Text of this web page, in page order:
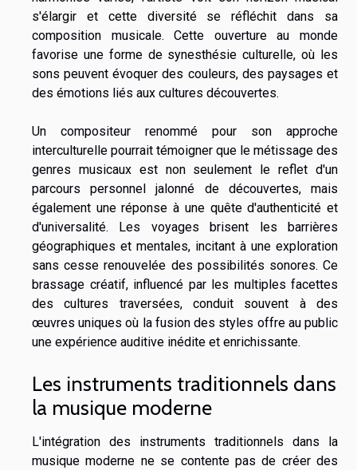
s'élargir et cette diversité se réfléchit dans sa
composition musicale. Cette ouverture au monde
favorise une forme de synesthésie culturelle, où les
sons peuvent évoquer des couleurs, des paysages et
des émotions liés aux cultures découvertes.
Un compositeur renommé pour son approche
interculturelle pourrait témoigner que le métissage des
genres musicaux est non seulement le reflet d'un
parcours personnel jalonné de découvertes, mais
également une réponse à une quête d'authenticité et
d'universalité. Les voyages brisent les barrières
géographiques et mentales, incitant à une exploration
sans cesse renouvelée des possibilités sonores. Ce
brassage créatif, influencé par les multiples facettes
des cultures traversées, conduit souvent à des
œuvres uniques où la fusion des styles offre au public
une expérience auditive inédite et enrichissante.
Les instruments traditionnels dans
la musique moderne
L'intégration des instruments traditionnels dans la
musique moderne ne se contente pas de créer des